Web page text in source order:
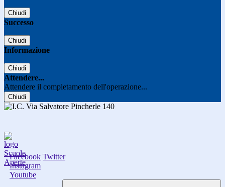
Chiudi
Successo
Chiudi
Informazione
Chiudi
Attendere...
Attendere il completamento dell'operazione...
Chiudi
Facebook Twitter
Instagram
Youtube